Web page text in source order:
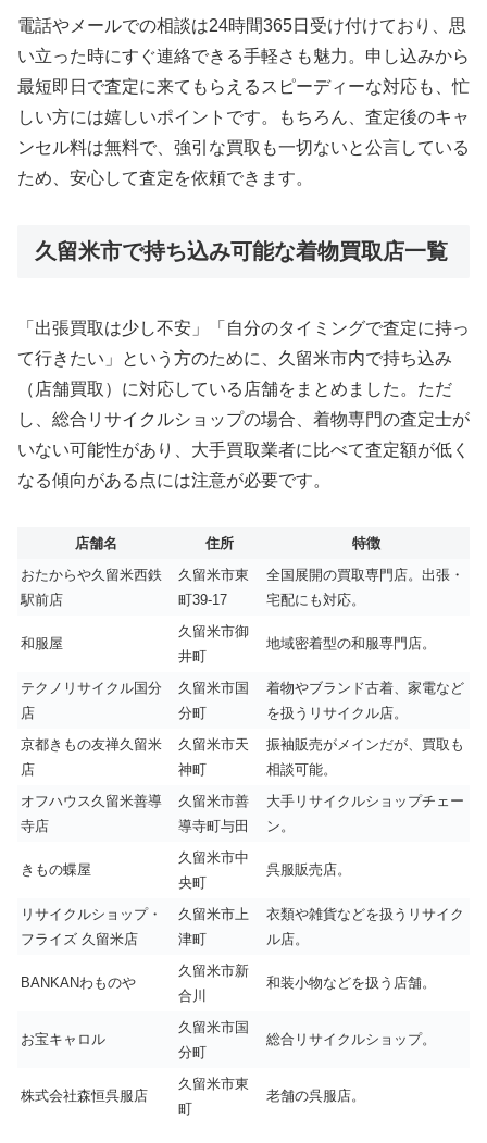
電話やメールでの相談は24時間365日受け付けており、思
い立った時にすぐ連絡できる手軽さも魅力。申し込みから
最短即日で査定に来てもらえるスピーディーな対応も、忙
しい方には嬉しいポイントです。もちろん、査定後のキャ
ンセル料は無料で、強引な買取も一切ないと公言している
ため、安心して査定を依頼できます。
久留米市で持ち込み可能な着物買取店一覧
「出張買取は少し不安」「自分のタイミングで査定に持っ
て行きたい」という方のために、久留米市内で持ち込み
（店舗買取）に対応している店舗をまとめました。ただ
し、総合リサイクルショップの場合、着物専門の査定士が
いない可能性があり、大手買取業者に比べて査定額が低く
なる傾向がある点には注意が必要です。
店舗名 住所
特徴
おたからや久留米西鉄
駅前店
久留米市東
町39-17
全国展開の買取専門店。出張・
宅配にも対応。
和服屋
久留米市御
井町
地域密着型の和服専門店。
テクノリサイクル国分
店
久留米市国
分町
着物やブランド古着、家電など
を扱うリサイクル店。
京都きもの友禅久留米
店
久留米市天
神町
振袖販売がメインだが、買取も
相談可能。
オフハウス久留米善導
寺店
久留米市善
導寺町与田
大手リサイクルショップチェー
ン。
きもの蝶屋
久留米市中
央町
呉服販売店。
リサイクルショップ・
フライズ 久留米店
久留米市上
津町
衣類や雑貨などを扱うリサイク
ル店。
BANKANわものや
久留米市新
合川
和装小物などを扱う店舗。
お宝キャロル
久留米市国
分町
総合リサイクルショップ。
株式会社森恒呉服店
久留米市東
町
老舗の呉服店。